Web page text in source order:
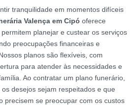
tranquilidade em momentos difíceis
Valença em Cipó oferece
permitem planejar e custear os serviços
preocupações financeiras e
planos são flexíveis, com
para atender às necessidades e
Ao contratar um plano funerário,
desejos sejam respeitados e que
precisem se preocupar com os custos